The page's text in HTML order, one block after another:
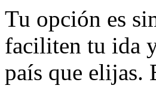
Tu opción es
faciliten tu ida
país que elijas.